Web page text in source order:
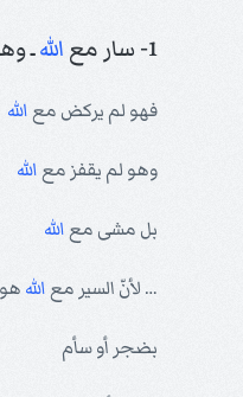
1- سار مع اللهـ
فهو لم يركض مع الله
وهو لم يقفز مع الله
بل مشى مع الله
… لأنّ السير مع الله
بضجر أو سأم